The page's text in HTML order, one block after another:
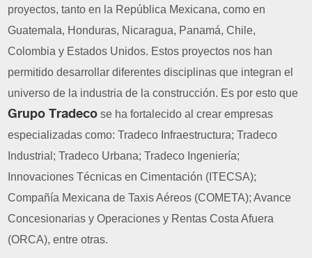
proyectos, tanto en la República Mexicana, como en
Guatemala, Honduras, Nicaragua, Panamá, Chile,
Colombia y Estados Unidos. Estos proyectos nos han
permitido desarrollar diferentes disciplinas que integran el
universo de la industria de la construcción. Es por esto que
Grupo Tradeco se ha fortalecido al crear empresas
especializadas como: Tradeco Infraestructura; Tradeco
Industrial; Tradeco Urbana; Tradeco Ingeniería;
Innovaciones Técnicas en Cimentación (ITECSA);
Compañía Mexicana de Taxis Aéreos (COMETA); Avance
Concesionarias y Operaciones y Rentas Costa Afuera
(ORCA), entre otras.